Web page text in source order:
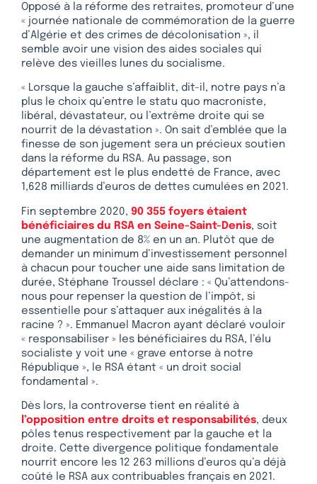
Opposé à la réforme des retraites, promoteur d’une
« journée nationale de commémoration de la guerre
d’Algérie et des crimes de décolonisation », il
semble avoir une vision des aides sociales qui
relève des vieilles lunes du socialisme.
« Lorsque la gauche s’affaiblit, dit-il, notre pays n’a
plus le choix qu’entre le statu quo macroniste,
libéral, dévastateur, ou l’extrême droite qui se
nourrit de la dévastation ». On sait d’emblée que la
finesse de son jugement sera un précieux soutien
dans la réforme du RSA. Au passage, son
département est le plus endetté de France, avec
1,628 milliards d’euros de dettes cumulées en 2021.
Fin septembre 2020, 90 355 foyers étaient
bénéficiaires du RSA en Seine-Saint-Denis, soit
une augmentation de 8% en un an. Plutôt que de
demander un minimum d’investissement personnel
à chacun pour toucher une aide sans limitation de
durée, Stéphane Troussel déclare : « Qu’attendons-
nous pour repenser la question de l’impôt, si
essentielle pour s’attaquer aux inégalités à la
racine ? ». Emmanuel Macron ayant déclaré vouloir
« responsabiliser » les bénéficiaires du RSA, l’élu
socialiste y voit une « grave entorse à notre
République », le RSA étant « un droit social
fondamental ».
Dès lors, la controverse tient en réalité à
l’opposition entre droits et responsabilités, deux
pôles tenus respectivement par la gauche et la
droite. Cette divergence politique fondamentale
nourrit encore les 12 263 millions d’euros qu’a déjà
coûté le RSA aux contribuables français en 2021.